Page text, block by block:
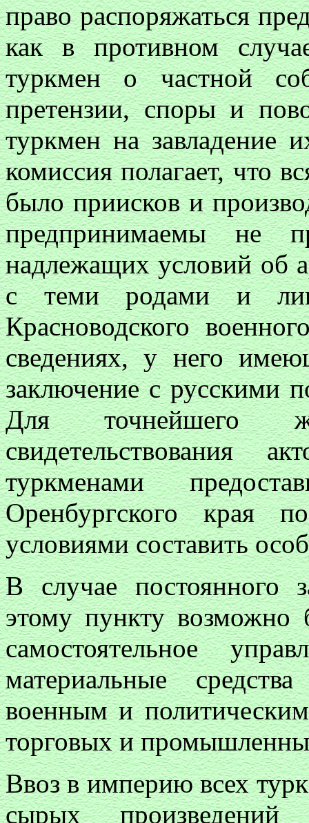
право распоряжаться
как в противном
туркмен о частной
претензии, споры и
туркмен на завладение
комиссия полагает, что
было приисков и
предпринимаемы не
надлежащих условий об
с теми родами и
Красноводского
сведениях, у него
заключение с русскими
Для точнейшего
свидетельствования
туркменами
Оренбургского края
условиями составить
В случае постоянного
этому пункту возможно
самостоятельное
материальные
военным и
торговых и
Ввоз в империю всех
сырых